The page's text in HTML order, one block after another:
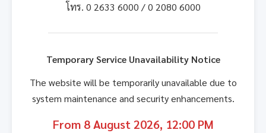
โทร. 0 2633 6000 / 0 2080 6000
Temporary Service Unavailability Notice
The website will be temporarily unavailable due to
system maintenance and security enhancements.
From 8 August 2026, 12:00 PM